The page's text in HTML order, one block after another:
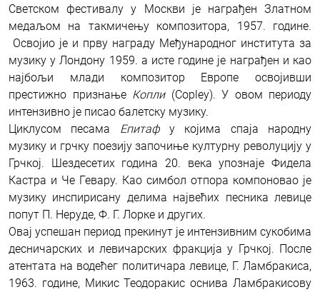
Светском фестивалу у Москви је награђен Златном
медаљом на такмичењу композитора, 1957. године.
Освојио је и прву награду Међународног института за
музику у Лондону 1959. а исте године је награђен и као
најбољи млади композитор Европе освојивши
престижно признање Копли(Copley). У овом периоду
интензивно је писао балетску музику.
Циклусом песама Епитафу којима спаја народну
музику и грчку поезију започиње културну револуцију у
Грчкој. Шездесетих година 20. века упознаје Фидела
Кастра и Че Гевару. Као симбол отпора компоновао је
музику инспирисану делима највећих песника левице
попут П. Неруде, Ф. Г. Лорке и других.
Овај успешан период прекинут је интензивним сукобима
десничарских и левичарских фракција у Грчкој. После
атентата на водећег политичара левице, Г. Ламбракиса,
1963. године, Микис Теодоракис оснива Ламбракисову